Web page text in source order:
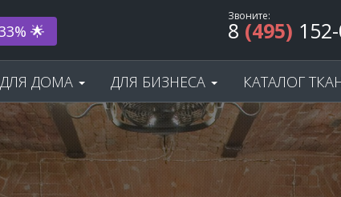
🎂
Звоните:
8 (495)
ДЛЯ ДОМА ДЛЯ БИЗНЕСА КАТАЛОГ